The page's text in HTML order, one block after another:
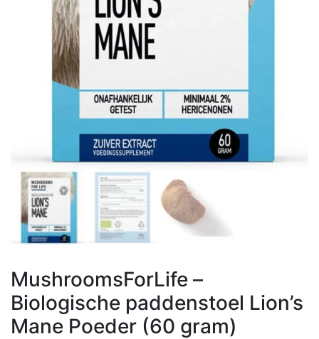
MushroomsForLife –
Biologische paddenstoel Lion’s
Mane Poeder (60 gram)